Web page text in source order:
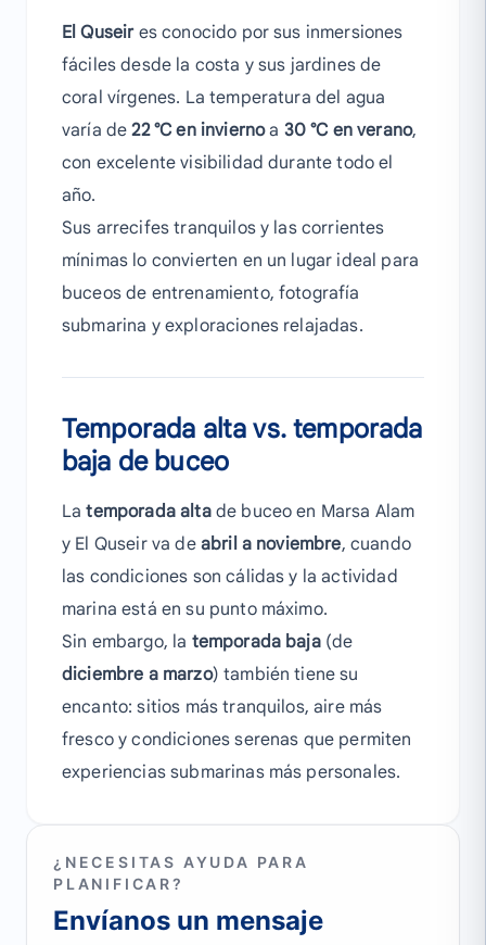
El Quseires conocido por sus inmersiones
fáciles desde la costa y sus jardines de
coral vírgenes. La temperatura del agua
varía de22 °C en inviernoa 30 °C en verano,
con excelente visibilidad durante todo el
año.
Sus arrecifes tranquilos y las corrientes
mínimas lo convierten en un lugar ideal para
buceos de entrenamiento, fotografía
submarina y exploraciones relajadas.
Temporada alta vs. temporada
baja de buceo
Latemporada altade buceo en Marsa Alam
y El Quseir va de abril a noviembre, cuando
las condiciones son cálidas y la actividad
marina está en su punto máximo.
Sin embargo, la temporada baja(de
diciembre a marzo) también tiene su
encanto: sitios más tranquilos, aire más
fresco y condiciones serenas que permiten
experiencias submarinas más personales.
¿NECESITAS AYUDA PARA
PLANIFICAR?
Envíanos un mensaje